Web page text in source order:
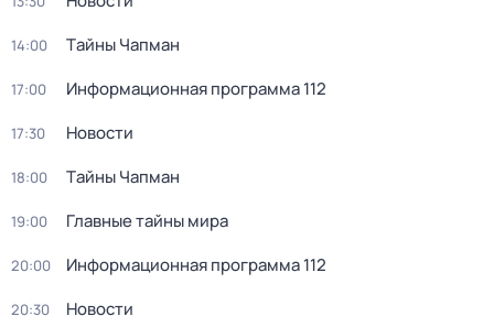
14:00 Тaйны Чапман
17:00 Информационная программа 112
17:30 Новости
18:00 Тaйны Чапман
19:00 Главные тайны мира
20:00 Информационная программа 112
20:30 Новости